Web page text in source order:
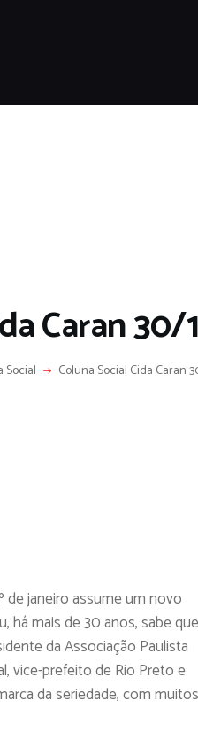
Caran 30/
Social Coluna Social Cida Caran
de janeiro assume um novo
há mais de 30 anos, sabe que
da Associação Paulista
vice-prefeito de Rio Preto e
da seriedade, com muitos